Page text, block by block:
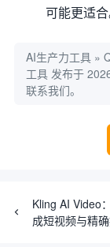
可能更适合
AI生产力工具 »
工具 发布于
联系我们。
Kling AI Video
成短视频与精